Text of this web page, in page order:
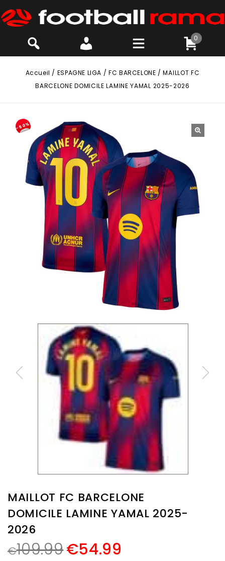
0
Accueil / ESPAGNE LIGA /FC BARCELONE /MAILLOT FC
BARCELONE DOMICILE LAMINE YAMAL 2025-2026
-50%
MAILLOT FC BARCELONE
DOMICILE LAMINE YAMAL 2025-
2026
€109.99€54.99